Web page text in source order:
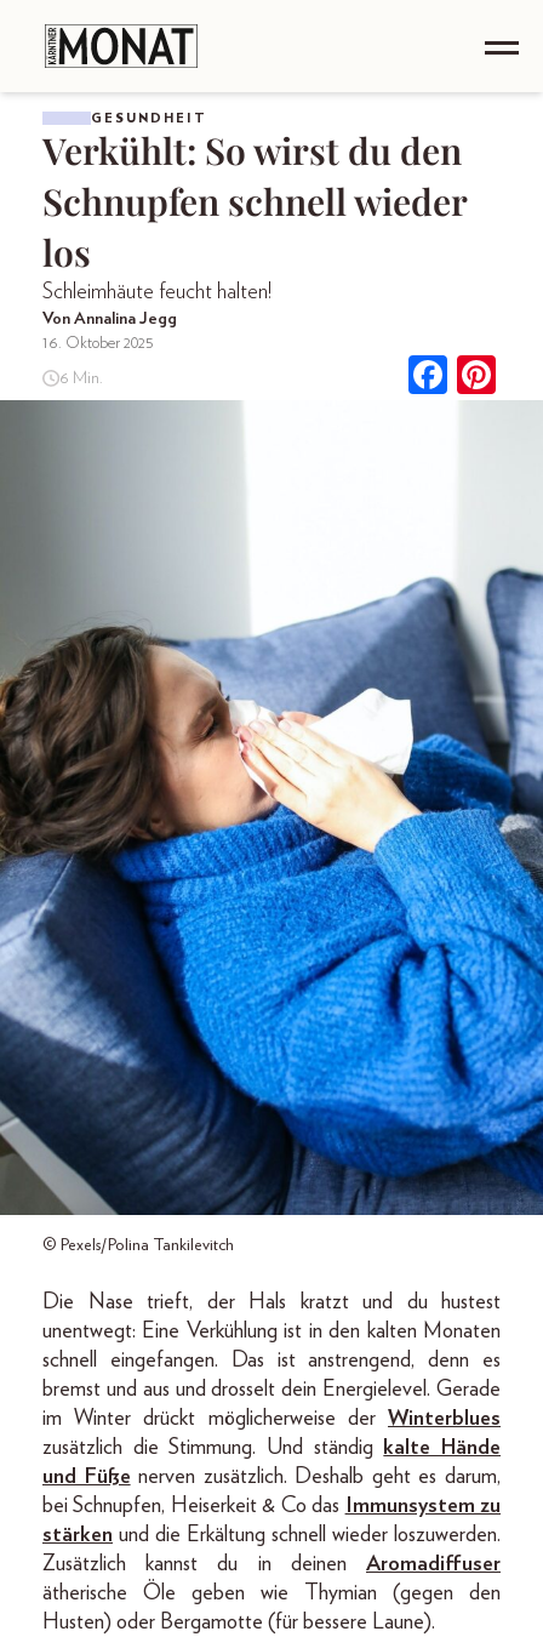
GESUNDHEIT
Verkühlt: So wirst du den
Schnupfen schnell wieder
los
Schleimhäute feucht halten!
Von Annalina Jegg
16. Oktober 2025
6 Min.
© Pexels/Polina Tankilevitch
Die Nase trieft, der Hals kratzt und du hustest
unentwegt: Eine Verkühlung ist in den kalten Monaten
schnell eingefangen. Das ist anstrengend, denn es
bremst und aus und drosselt dein Energielevel. Gerade
im Winter drückt möglicherweise der Winterblues
zusätzlich die Stimmung. Und ständig
kalte Hände
und Füße nerven zusätzlich. Deshalb geht es darum,
bei Schnupfen, Heiserkeit & Co das
Immunsystem zu
stärken und die Erkältung schnell wieder loszuwerden.
Zusätzlich kannst du in deinen Aromadiffuser
ätherische Öle geben wie Thymian (gegen den
Husten) oder Bergamotte (für bessere Laune).